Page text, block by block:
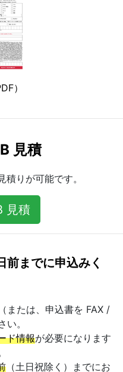
）
見積
積りが可能です。
見積
前までに申込みく
または、申込書を FAX /
い。
ド情報が必要になります
（土日祝除く）までにお